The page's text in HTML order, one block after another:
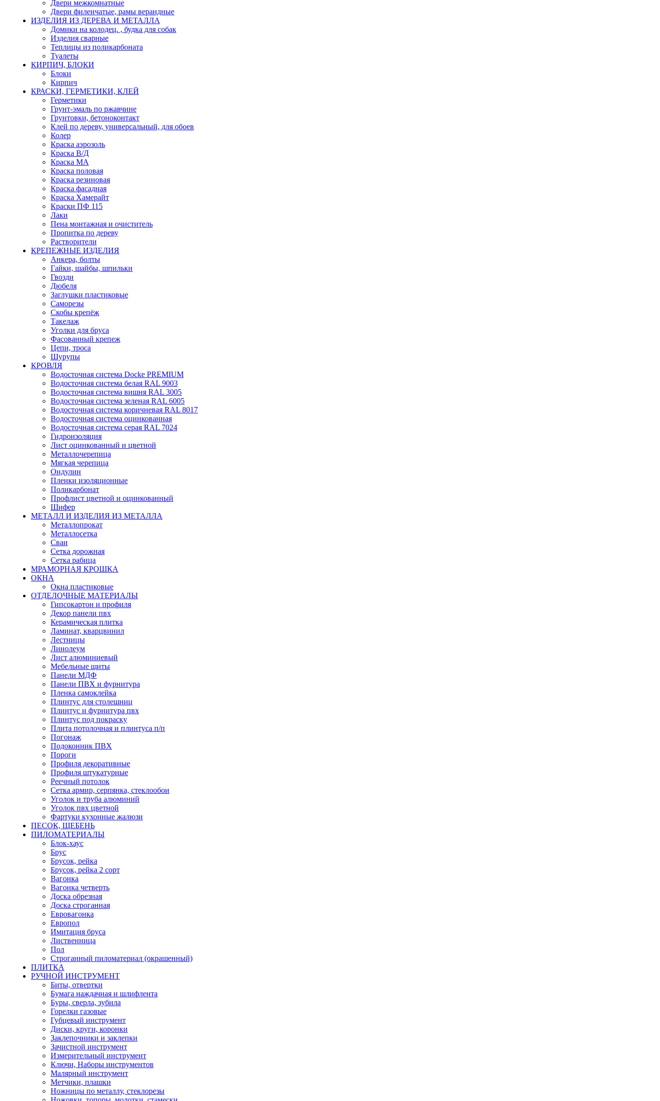
Двери межкомнатные
Двери филенчатые, рамы верандные
ИЗДЕЛИЯ ИЗ ДЕРЕВА И МЕТАЛЛА
Домики на колодец. , будка для собак
Изделия сварные
Теплицы из поликарбоната
Туалеты
КИРПИЧ, БЛОКИ
Блоки
Кирпич
КРАСКИ, ГЕРМЕТИКИ, КЛЕЙ
Герметики
Грунт-эмаль по ржавчине
Грунтовки, бетоноконтакт
Клей по дереву, универсальный, для обоев
Колер
Краска аэрозоль
Краска В/Д
Краска МА
Краска половая
Краска резиновая
Краска фасадная
Краска Хамерайт
Краски ПФ 115
Лаки
Пена монтажная и очиститель
Пропитка по дереву
Растворители
КРЕПЕЖНЫЕ ИЗДЕЛИЯ
Анкера, болты
Гайки, шайбы, шпильки
Гвозди
Дюбеля
Заглушки пластиковые
Саморезы
Скобы крепёж
Такелаж
Уголки для бруса
Фасованный крепеж
Цепи, троса
Шурупы
КРОВЛЯ
Водосточная система Docke PREMIUM
Водосточная система белая RAL 9003
Водосточная система вишня RAL 3005
Водосточная система зеленая RAL 6005
Водосточная система коричневая RAL 8017
Водосточная система оцинкованная
Водосточная система серая RAL 7024
Гидроизоляция
Лист оцинкованный и цветной
Металлочерепица
Мягкая черепица
Ондулин
Пленки изоляционные
Поликарбонат
Профлист цветной и оцинкованный
Шифер
МЕТАЛЛ И ИЗДЕЛИЯ ИЗ МЕТАЛЛА
Металлопрокат
Металлосетка
Сваи
Сетка дорожная
Сетка рабица
МРАМОРНАЯ КРОШКА
ОКНА
Окна пластиковые
ОТДЕЛОЧНЫЕ МАТЕРИАЛЫ
Гипсокартон и профиля
Декор панели пвх
Керамическая плитка
Ламинат, кварцвинил
Лестницы
Линолеум
Лист алюминиевый
Мебельные щиты
Панели МДФ
Панели ПВХ и фурнитура
Пленка самоклейка
Плинтус для столешниц
Плинтус и фурнитура пвх
Плинтус под покраску
Плита потолочная и плинтуса п/п
Погонаж
Подоконник ПВХ
Пороги
Профиля декоративные
Профиля штукатурные
Реечный потолок
Сетка армир, серпянка, стеклообои
Уголок и труба алюминий
Уголок пвх цветной
Фартуки кухонные жалюзи
ПЕСОК, ЩЕБЕНЬ
ПИЛОМАТЕРИАЛЫ
Блок-хаус
Брус
Брусок, рейка
Брусок, рейка 2 сорт
Вагонка
Вагонка четверть
Доска обрезная
Доска строганная
Евровагонка
Европол
Имитация бруса
Лиственница
Пол
Строганный пиломатериал (окрашенный)
ПЛИТКА
РУЧНОЙ ИНСТРУМЕНТ
Биты, отвертки
Бумага наждачная и шлифлента
Буры, сверла, зубила
Горелки газовые
Губцевый инструмент
Диски, круги, коронки
Заклепочники и заклепки
Зачистной инструмент
Измерительный инструмент
Ключи, Наборы инструментов
Малярный инструмент
Метчики, плашки
Ножницы по металлу, стеклорезы